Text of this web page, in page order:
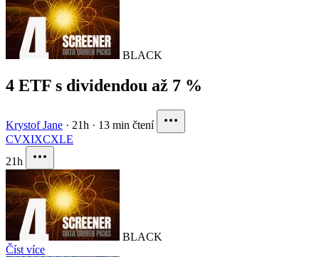
BLACK
4 ETF s dividendou až 7 %
Krystof Jane · 21h · 13 min čtení
CVXIXCXLE
21h
BLACK
Číst více